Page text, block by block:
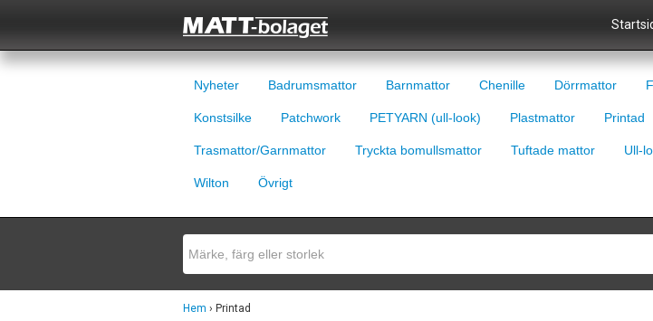
Nyheter Badrumsmattor Barnmattor Chenille Dörrmattor
Konstsilke Patchwork PETYARN (ull-look) Plastmattor Printad
Trasmattor/Garnmattor Tryckta bomullsmattor Tuftade mattor Ull-
Wilton Övrigt
Hem › Printad